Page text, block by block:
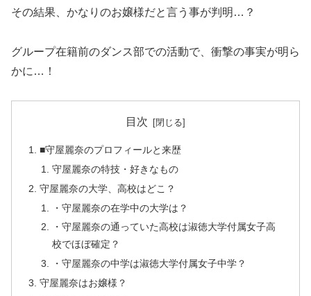
その結果、かなりのお嬢様だと言う事が判明…？
グループ在籍前のダンス部での活動で、衝撃の事実が明ら
かに…！
目次
■守屋麗奈のプロフィールと来歴
守屋麗奈の特技・好きなもの
守屋麗奈の大学、高校はどこ？
・守屋麗奈の在学中の大学は？
・守屋麗奈の通っていた高校は淑徳大学付属女子高
校でほぼ確定？
・守屋麗奈の中学は淑徳大学付属女子中学？
守屋麗奈はお嬢様？